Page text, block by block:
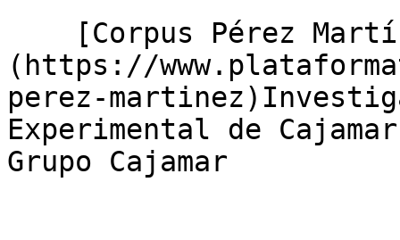
(https://
perez-
Experimental de
Grupo Cajamar